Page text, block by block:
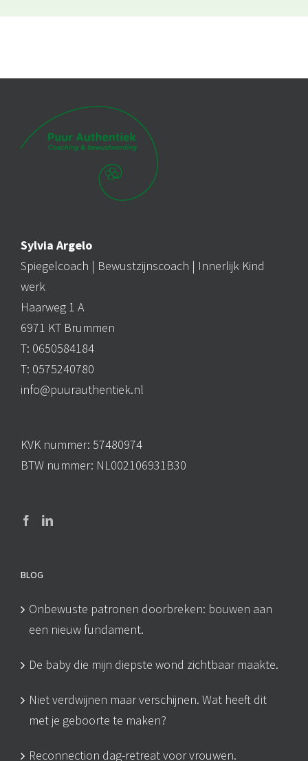
Sylvia Argelo
Spiegelcoach | Bewustzijnscoach | Innerlijk Kind
werk
Haarweg 1 A
6971 KT Brummen
T: 0650584184
T: 0575240780
info@puurauthentiek.nl
KVK nummer: 57480974
BTW nummer: NL002106931B30
BLOG
Onbewuste patronen doorbreken: bouwen aan
een nieuw fundament.
De baby die mijn diepste wond zichtbaar maakte.
Niet verdwijnen maar verschijnen. Wat heeft dit
met je geboorte te maken?
Reconnection dag-retreat voor vrouwen.